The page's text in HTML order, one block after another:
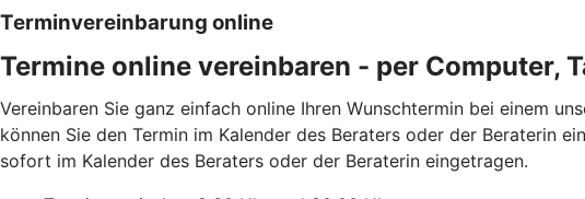
Terminvereinbarung online
Termine online vereinbaren - per Computer,
Vereinbaren Sie ganz einfach online Ihren Wunschtermin bei einem
können Sie den Termin im Kalender des Beraters oder der Beraterin
sofort im Kalender des Beraters oder der Beraterin eingetragen.